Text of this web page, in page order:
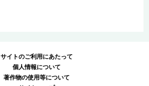
サイトのご利用にあたって
個人情報について
著作物の使用等について